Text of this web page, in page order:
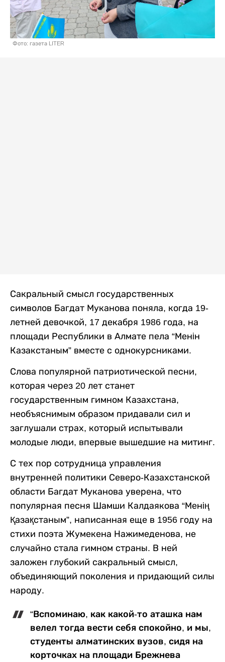
Фото: газета LITER
Сакральный смысл государственных
символов Багдат Муканова поняла, когда 19-
летней девочкой, 17 декабря 1986 года, на
площади Республики в Алмате пела “Менiн
Казакстаным” вместе с однокурсниками.
Слова популярной патриотической песни,
которая через 20 лет станет
государственным гимном Казахстана,
необъяснимым образом придавали сил и
заглушали страх, который испытывали
молодые люди, впервые вышедшие на митинг.
С тех пор сотрудница управления
внутренней политики Северо-Казахстанской
области Багдат Муканова уверена, что
популярная песня Шамши Калдаякова “Менiң
Қазақстаным”, написанная еще в 1956 году на
стихи поэта Жумекена Нажимеденова, не
случайно стала гимном страны. В ней
заложен глубокий сакральный смысл,
объединяющий поколения и придающий силы
народу.
“Вспоминаю, как какой-то аташка нам
велел тогда вести себя спокойно, и мы,
студенты алматинских вузов, сидя на
корточках на площади Брежнева